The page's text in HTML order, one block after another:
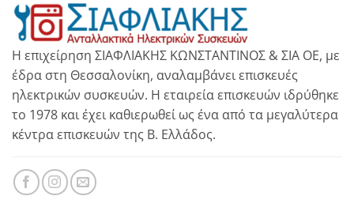
Η επιχείρηση ΣΙΑΦΛΙΑΚΗΣ ΚΩΝΣΤΑΝΤΙΝΟΣ & ΣΙΑ ΟΕ, με
έδρα στη Θεσσαλονίκη, αναλαμβάνει επισκευές
ηλεκτρικών συσκευών. Η εταιρεία επισκευών ιδρύθηκε
το 1978 και έχει καθιερωθεί ως ένα από τα μεγαλύτερα
κέντρα επισκευών της Β. Ελλάδος.